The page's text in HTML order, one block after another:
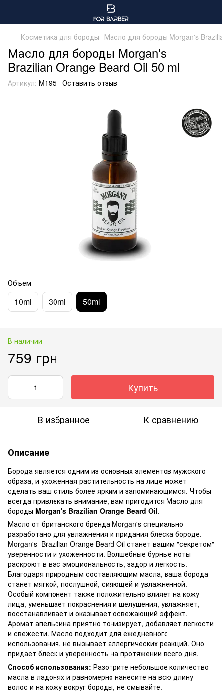
Косметика для бороды Масло для бороды Morgan's
Масло для бороды Morgan's
Brazilian Orange Beard Oil 50 ml
Артикул: M195 Оставить отзыв
Объем
10ml 30ml 50ml
В наличии
759 грн
Купить
В избранное К сравнению
Описание
Борода является одним из основных элементов мужского
образа, и ухоженная растительность на лице может
сделать ваш стиль более ярким и запоминающимся. Чтобы
всегда привлекать внимание, вам пригодится Масло для
бороды Morgan's Brazilian Orange Beard Oil.
Масло от британского бренда Morgan's специально
разработано для увлажнения и придания блеска бороде.
Morgan's Brazilian Orange Beard Oil станет вашим "секретом"
уверенности и ухоженности. Волшебные бурные ноты
раскроют в вас эмоциональность, задор и легкость.
Благодаря природным составляющим масла, ваша борода
станет мягкой, послушной, сияющей и увлажненной.
Особый компонент также положительно влияет на кожу
лица, уменьшает покраснения и шелушения, увлажняет,
восстанавливает и оказывает освежающий эффект.
Аромат апельсина приятно тонизирует, добавляет легкости
и свежести. Масло подходит для ежедневного
использования, не вызывает аллергических реакций. Оно
придает блеск и уверенность на протяжении всего дня.
Способ использования: Разотрите небольшое количество
масла в ладонях и равномерно нанесите на всю длину
волос и на кожу вокруг бороды, не смывайте.